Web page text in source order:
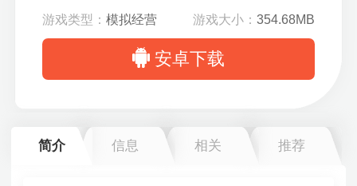
游戏类型： 模拟经营 游戏大小：354.68MB
安卓下载
简介 信息 相关 推荐